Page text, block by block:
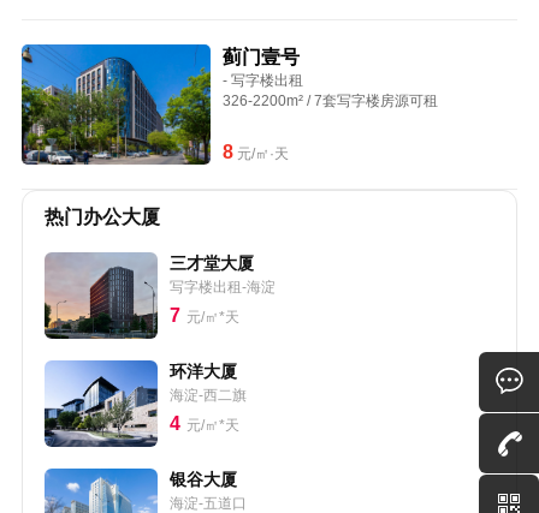
蓟门壹号
- 写字楼出租
326-2200m² / 7套写字楼房源可租
8元/㎡·天
热门办公大厦
三才堂大厦
写字楼出租-海淀
7 元/㎡*天
环洋大厦
海淀-西二旗
4 元/㎡*天
银谷大厦
海淀-五道口